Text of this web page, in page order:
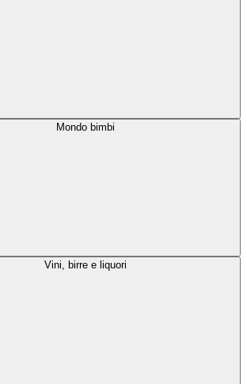
Mondo bimbi
Vini, birre e liquori